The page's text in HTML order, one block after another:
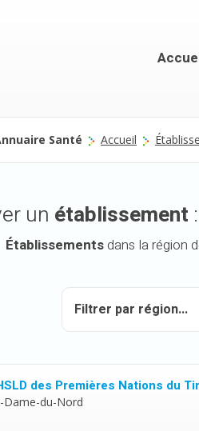
Santé Accueil
un établissement
Établissementsdans la région
des Premières Nations du
Dame-du-Nord